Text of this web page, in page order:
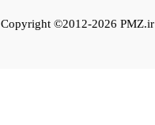
Copyright ©2012-2026 PMZ.ir